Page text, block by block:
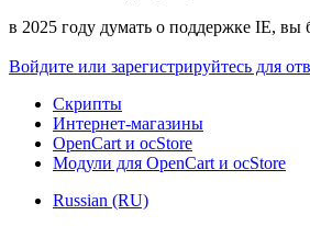
в 2025 году думать о поддержке IE, вы
Войдите или зарегистрируйтесь для
Скрипты
Интернет-магазины
OpenCart и ocStore
Модули для OpenCart и ocStore
Russian (RU)